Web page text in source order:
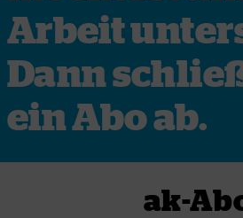
Arbeit
Dann
ein Abo ab.
ak-